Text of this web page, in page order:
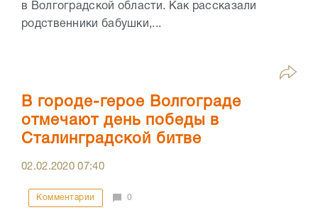
в Волгоградской области. Как рассказали
родственники бабушки,...
В городе-герое Волгограде
отмечают день победы в
Сталинградской битве
02.02.202007:40
Комментарии 0